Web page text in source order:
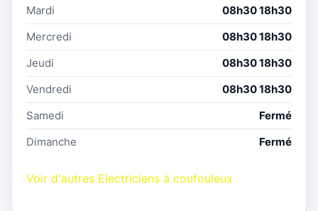
Mardi
08h30 18h30
Mercredi
08h30 18h30
Jeudi
08h30 18h30
Vendredi
08h30 18h30
Samedi
Fermé
Dimanche
Fermé
Voir d'autres Electriciens à coufouleux